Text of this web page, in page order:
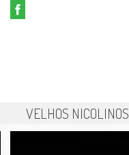
VELHOS NICOLINOS